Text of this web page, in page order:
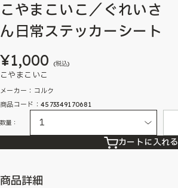
こやまこいこ／ぐれいさ
ん日常ステッカーシート
¥1,000 (税込)
こやまこいこ
メーカー：コルク
商品コード：4573349170681
数量：
カートに入れる
商品詳細